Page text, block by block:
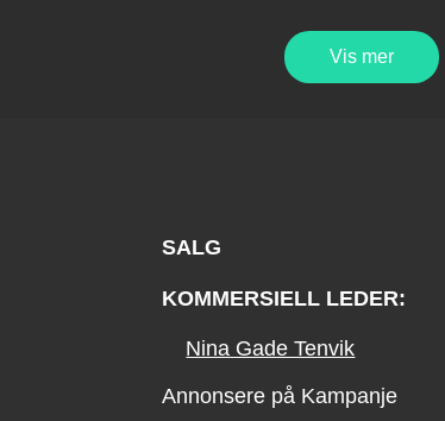
Vis mer
SALG
KOMMERSIELL LEDER:
Nina Gade Tenvik
Annonsere på Kampanje